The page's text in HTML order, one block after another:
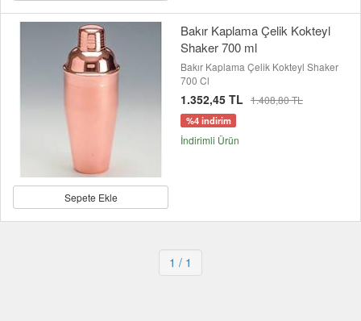
Sepete Ekle
Bakır Kaplama Çelik Kokteyl
Shaker 700 ml
Bakır Kaplama Çelik Kokteyl Shaker
700 Cl
1.352,45 TL 1.408,80 TL
%4 indirim
İndirimli Ürün
1 / 1